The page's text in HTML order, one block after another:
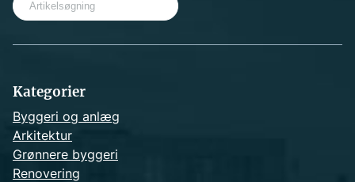
Kategorier
Byggeri og anlæg
Arkitektur
Grønnere byggeri
Renovering